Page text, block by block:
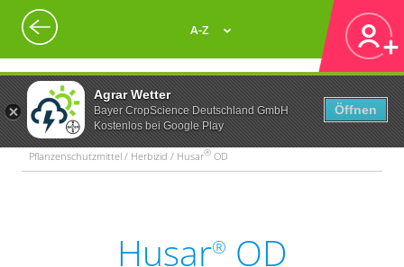
Agrar Wetter
Bayer CropScience Deutschland GmbH
Kostenlos bei Google Play
Öffnen
A-Z
Pflanzenschutzmittel / Herbizid / Husar® OD
Husar® OD